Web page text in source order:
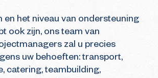
en het niveau van ondersteuning
ook zijn, ons team van
zal u precies
uw behoeften: transport,
catering, teambuilding,